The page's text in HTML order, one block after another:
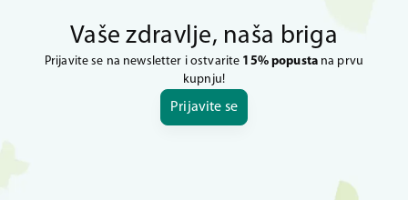
Vaše zdravlje, naša briga
Prijavite se na newsletter i ostvarite 15% popustana prvu
kupnju!
Prijavite se